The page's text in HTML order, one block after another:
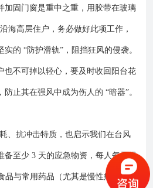
加固门窗是重中之重，用胶带在玻璃
海高层住户，务必做好此项工作，
的 “防护滑轨”，阻挡狂风的侵袭。
也不可掉以轻心，要及时收回阳台花
止其在强风中成为伤人的 “暗器”。
、抗冲击特质，也启示我们在台风
备至少 3 天的应急物资，每人每天保
品与常用药品（尤其是慢性病药